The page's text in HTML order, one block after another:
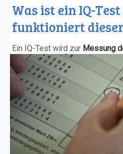
Was ist ein IQ-
funktioniert
Ein IQ-Test wird zur Messung